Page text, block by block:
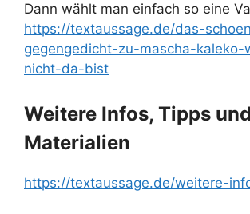
Dann wählt man einfach so eine
https://textaussage.de/das-
gegengedicht-zu-mascha-kaleko-
nicht-da-bist
Weitere Infos, Tipps und
Materialien
https://textaussage.de/weitere-